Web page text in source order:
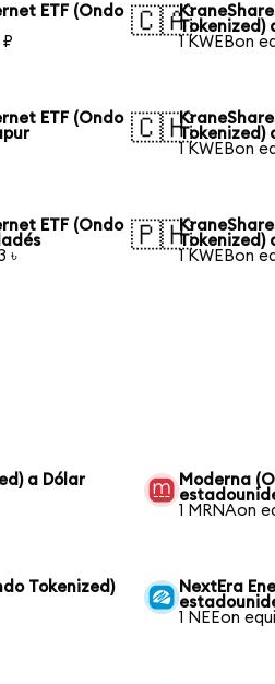
ETF (Ondo
₽
🇨🇦Tokenized)
1 KWEBon
ETF (Ondo 🇨🇭Tokenized)
1 KWEBon
ETF (Ondo
৳
🇵🇭Tokenized)
1 KWEBon
a Dólar
Moderna
1 MRNAon
Tokenized)
NextEra
1 NEEon